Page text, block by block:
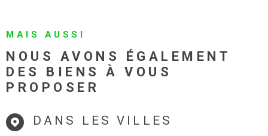
MAIS AUSSI
NOUS AVONS ÉGALEMENT
DES BIENS À VOUS
PROPOSER
DANS LES VILLES